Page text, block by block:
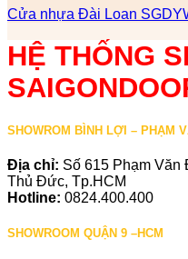
Cửa nhựa Đài Loan
HỆ THỐNG
SHOWROM BÌNH LỢI – PHẠM
Địa chỉ: Số 615 Phạm Văn
Thủ Đức, Tp.HCM
Hotline: 0824.400.400
SHOWROOM QUẬN 9 –HCM